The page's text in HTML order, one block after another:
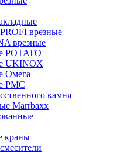
врезные
врезные
POTATO
UKINOX
Омега
РМС
камня
Marrbaxx
краны